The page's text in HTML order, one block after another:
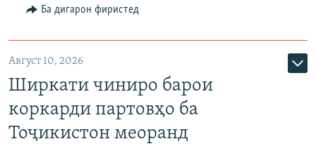
Ба дигарон фиристед
Август 10, 2026
Ширкати чиниро барои
коркарди партовҳо ба
Тоҷикистон меоранд